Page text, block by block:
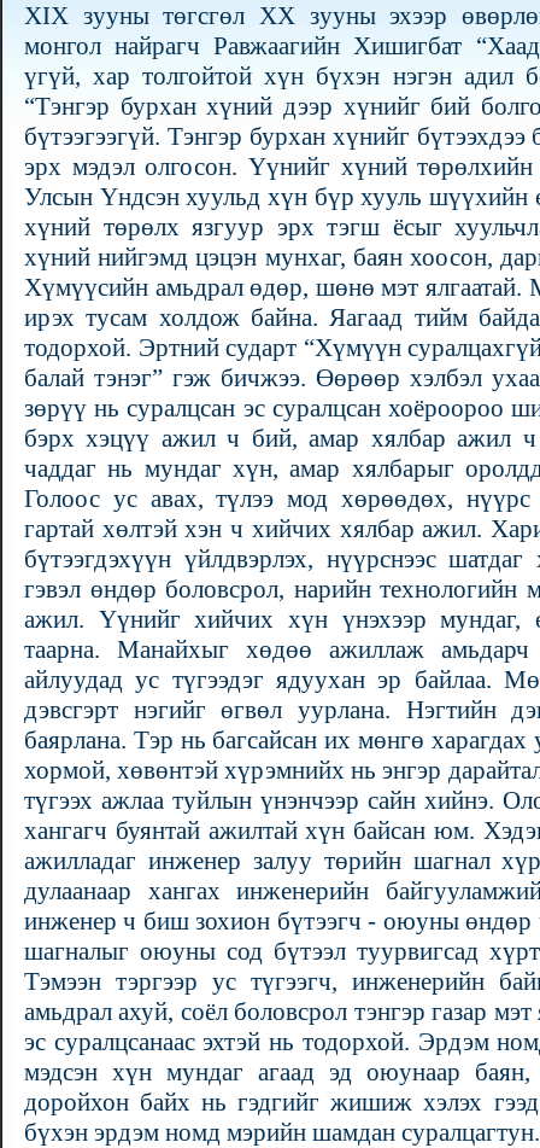
XIX зууны төгсгөл ХХ зууны эхээр
монгол найрагч Равжаагийн Хишигбат
үгүй, хар толгойтой хүн бүхэн нэгэн адил
“Тэнгэр бурхан хүний дээр хүнийг бий
бүтээгээгүй. Тэнгэр бурхан хүнийг
эрх мэдэл олгосон. Үүнийг хүний
Улсын Үндсэн хуульд хүн бүр хууль шүүхийн
хүний төрөлх язгуур эрх тэгш ёсыг
хүний нийгэмд цэцэн мунхаг, баян хоосон,
Хүмүүсийн амьдрал өдөр, шөнө мэт ялгаатай.
ирэх тусам холдож байна. Яагаад тийм
тодорхой. Эртний сударт “Хүмүүн
балай тэнэг” гэж бичжээ. Өөрөөр хэлбэл
зөрүү нь суралцсан эс суралцсан хоёроороо
бэрх хэцүү ажил ч бий, амар хялбар ажил
чаддаг нь мундаг хүн, амар хялбарыг
Голоос ус авах, түлээ мод хөрөөдөх, нүүрс
гартай хөлтэй хэн ч хийчих хялбар ажил.
бүтээгдэхүүн үйлдвэрлэх, нүүрснээс
гэвэл өндөр боловсрол, нарийн технологийн
ажил. Үүнийг хийчих хүн үнэхээр мундаг,
таарна. Манайхыг хөдөө ажиллаж амьдарч
айлуудад ус түгээдэг ядуухан эр байлаа.
дэвсгэрт нэгийг өгвөл уурлана. Нэгтийн
баярлана. Тэр нь багсайсан их мөнгө
хормой, хөвөнтэй хүрэмнийх нь энгэр
түгээх ажлаа туйлын үнэнчээр сайн хийнэ.
хангагч буянтай ажилтай хүн байсан юм.
ажилладаг инженер залуу төрийн шагнал
дулаанаар хангах инженерийн
инженер ч биш зохион бүтээгч - оюуны
шагналыг оюуны сод бүтээл туурвигсад
Тэмээн тэргээр ус түгээгч, инженерийн
амьдрал ахуй, соёл боловсрол тэнгэр газар
эс суралцсанаас эхтэй нь тодорхой. Эрдэм
мэдсэн хүн мундаг агаад эд оюунаар
доройхон байх нь гэдгийг жишиж хэлэх
бүхэн эрдэм номд мэрийн шамдан суралцагтун.